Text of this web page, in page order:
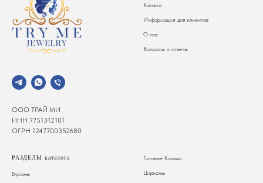
ООО ТРАЙ МИ
ИНН 7751312101
ОГРН 1247700352680
Каталог
Информация для клиентов
О нас
Вопросы и ответы
РАЗДЕЛЫ каталога
Бусины
Готовые Кольца
Цирконы